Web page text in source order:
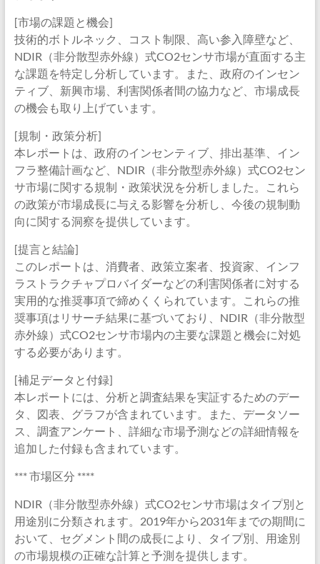
[市場の課題と機会]
技術的ボトルネック、コスト制限、高い参入障壁など、
NDIR（非分散型赤外線）式CO2センサ市場が直面する主
な課題を特定し分析しています。また、政府のインセン
ティブ、新興市場、利害関係者間の協力など、市場成長
の機会も取り上げています。
[規制・政策分析]
本レポートは、政府のインセンティブ、排出基準、イン
フラ整備計画など、NDIR（非分散型赤外線）式CO2セン
サ市場に関する規制・政策状況を分析しました。これら
の政策が市場成長に与える影響を分析し、今後の規制動
向に関する洞察を提供しています。
[提言と結論]
このレポートは、消費者、政策立案者、投資家、インフ
ラストラクチャプロバイダーなどの利害関係者に対する
実用的な推奨事項で締めくくられています。これらの推
奨事項はリサーチ結果に基づいており、NDIR（非分散型
赤外線）式CO2センサ市場内の主要な課題と機会に対処
する必要があります。
[補足データと付録]
本レポートには、分析と調査結果を実証するためのデー
タ、図表、グラフが含まれています。また、データソー
ス、調査アンケート、詳細な市場予測などの詳細情報を
追加した付録も含まれています。
*** 市場区分 ****
NDIR（非分散型赤外線）式CO2センサ市場はタイプ別と
用途別に分類されます。2019年から2031年までの期間に
おいて、セグメント間の成長により、タイプ別、用途別
の市場規模の正確な計算と予測を提供します。